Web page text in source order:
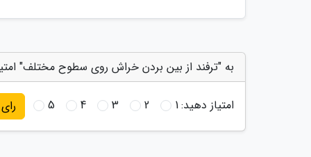
به "ترفند از بین بردن خراش روی سطوح مختلف"
امتیاز دهید:1
2
3
4
5 رای